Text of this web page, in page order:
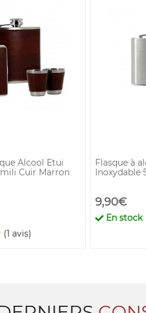
Alcool Etui
Cuir Marron
(1 avis)
Flasque à
Inoxydable
9,90€
En stock